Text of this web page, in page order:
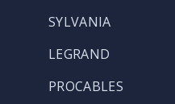
SYLVANIA
LEGRAND
PROCABLES